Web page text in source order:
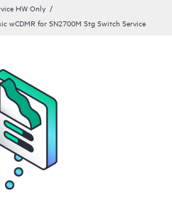
HW Only
wCDMR for SN2700M Stg Switch Service